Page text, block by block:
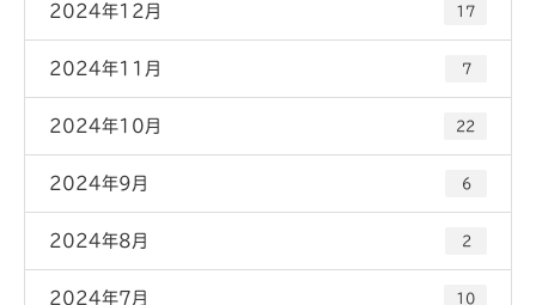
2024年12月 17
2024年11月 7
2024年10月 22
2024年9月 6
2024年8月 2
2024年7月 10